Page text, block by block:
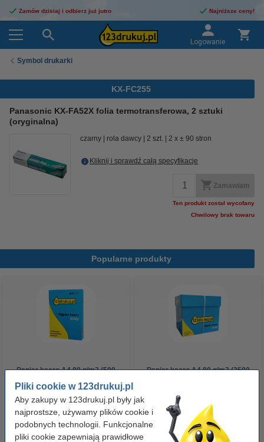
Pliki cookie w 123drukuj.pl
Aby zakupy w 123drukuj.pl były jak
najprostsze, używamy plików cookie i
podobnych technologii. Funkcjonalne
pliki cookie zapewniają prawidłowe
Zamów dzisiaj i odbierz już jutro Najniższe ceny!
Logowanie
Symbol drukarki
KX-FC255
Panasonic KX-FA52X folia termotransferowa, 2 sztuki
(oryginalna)
czarny rola dawcy 2 szt. 2 x ± 90 stron
Kliknij i sprawdź całą specyfikacje
Zamawiam
Ten produkt został wycofany
Chwilowy brak towaru
Popularne produkty
Papier ksero A4 80 g/m2 (500
szt.), 123drukuj
23,00 zł z VAT
Papier ksero A4 80 g/m2 (2500
110,00 zł z VAT